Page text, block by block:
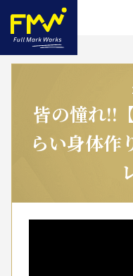
皆の憧れ!!
らい身体作